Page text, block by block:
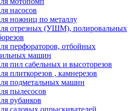
насосов
ножниц по металлу
отрезных (УШМ), полировальных
перфораторов, отбойных
машин
пил сабельных и высоторезов
плиткорезов , камнерезов
подметальных машин
пылесосов
рубанков
садовых опрыскивателей